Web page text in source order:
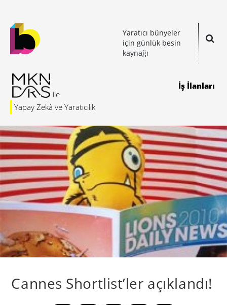
Yaratıcı bünyeler
için günlük besin
kaynağı
Yapay Zekâ ve Yaratıcılık
İş İlanları
Cannes Shortlist’ler açıklandı!